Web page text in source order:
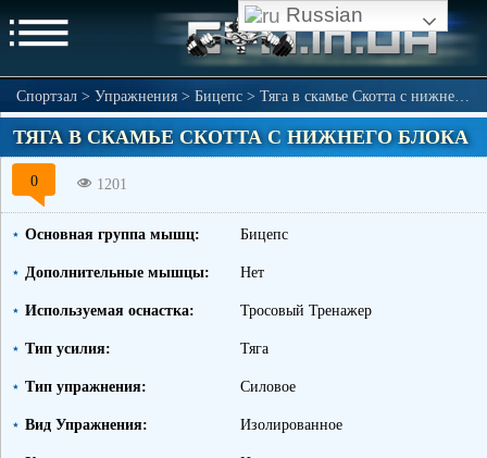
Спортзал > Упражнения > Бицепс > Тяга в скамье Скотта с нижнего блока
ТЯГА В СКАМЬЕ СКОТТА С НИЖНЕГО БЛОКА
0 1201
Основная группа мышц: Бицепс
Дополнительные мышцы: Нет
Используемая оснастка: Тросовый Тренажер
Тип усилия: Тяга
Тип упражнения: Силовое
Вид Упражнения: Изолированное
Russian